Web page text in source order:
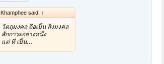
Khamphee said: ↑
วัตถุมงคล ถือเป็น สิ่งมงคล
สักการะอย่างหนึ่ง
แต่ ที่ เป็น…